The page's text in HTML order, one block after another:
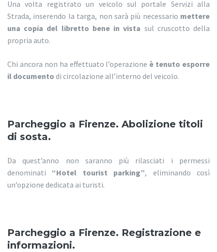
Una volta registrato un veicolo sul portale Servizi alla
Strada, inserendo la targa, non sarà più necessario mettere
una copia del libretto bene in vista sul cruscotto della
propria auto.
Chi ancora non ha effettuato l’operazione è tenuto esporre
il documento di circolazione all’interno del veicolo.
Parcheggio a Firenze. Abolizione titoli
di sosta.
Da quest’anno non saranno più rilasciati i permessi
denominati “Hotel tourist parking”, eliminando così
un’opzione dedicata ai turisti.
Parcheggio a Firenze. Registrazione e
informazioni.